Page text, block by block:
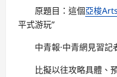
原題目：這個亞梭
平式游玩”
中青報·中青網見習記
比擬以往攻略具體、